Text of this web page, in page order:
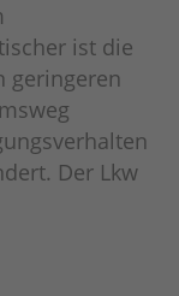
ist die
geringeren
Der Lkw